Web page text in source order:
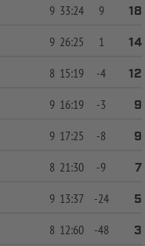
9 33:24 9
18
9 26:25 1
14
8 15:19 -4
12
9 16:19 -3
9
9 17:25 -8
9
8 21:30 -9
7
9 13:37 -24
5
8 12:60 -48 3